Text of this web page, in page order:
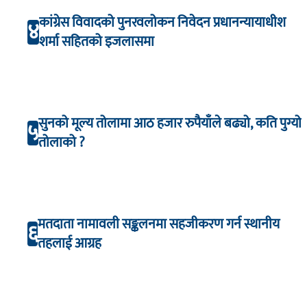
४कांग्रेस विवादको पुनरवलोकन निवेदन प्रधानन्यायाधीश
शर्मा सहितको इजलासमा
५सुनको मूल्य तोलामा आठ हजार रुपैयाँले बढ्यो, कति पुग्यो
तोलाको ?
६मतदाता नामावली सङ्कलनमा सहजीकरण गर्न स्थानीय
तहलाई आग्रह